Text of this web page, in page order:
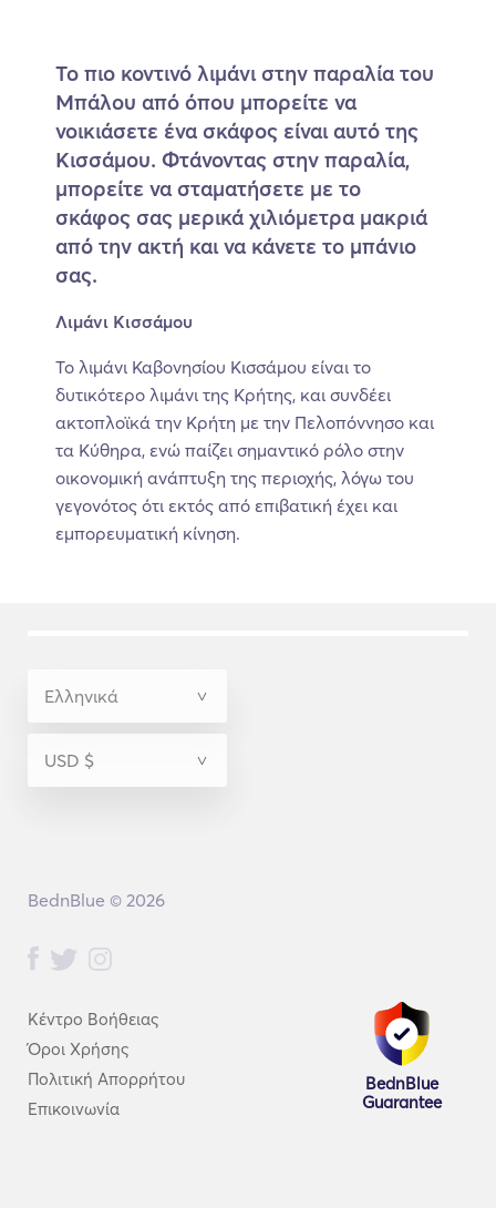
Το πιο κοντινό λιμάνι στην παραλία του
Μπάλου από όπου μπορείτε να
νοικιάσετε ένα σκάφος είναι αυτό της
Κισσάμου. Φτάνοντας στην παραλία,
μπορείτε να σταματήσετε με το
σκάφος σας μερικά χιλιόμετρα μακριά
από την ακτή και να κάνετε το μπάνιο
σας.
Λιμάνι Κισσάμου
Το λιμάνι Καβονησίου Κισσάμου είναι το
δυτικότερο λιμάνι της Κρήτης, και συνδέει
ακτοπλοϊκά την Κρήτη με την Πελοπόννησο και
τα Κύθηρα, ενώ παίζει σημαντικό ρόλο στην
οικονομική ανάπτυξη της περιοχής, λόγω του
γεγονότος ότι εκτός από επιβατική έχει και
εμπορευματική κίνηση.
Κέντρο Βοήθειας
Όροι Χρήσης
Πολιτική Απορρήτου
Επικοινωνία
BednBlue
Guarantee
BednBlue © 2026